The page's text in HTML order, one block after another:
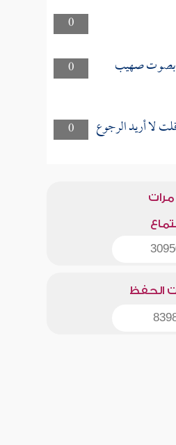
0
0
بصوت صهيب
0
لا أريد الرجوع
الحفظ